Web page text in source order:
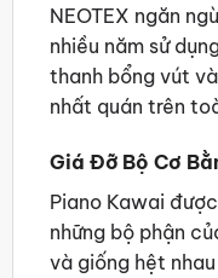
NEOTEX ngăn
nhiều năm sử
thanh bổng vút
nhất quán trên
Giá Đỡ Bộ Cơ
Piano Kawai
những bộ phận
và giống hệt